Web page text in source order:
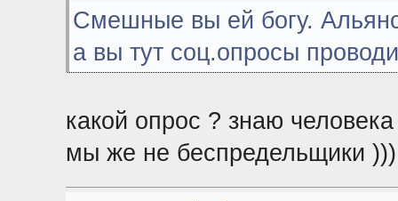
Смешные вы ей богу.
а вы тут соц.опросы
какой опрос ? знаю
мы же не беспредельщики )))